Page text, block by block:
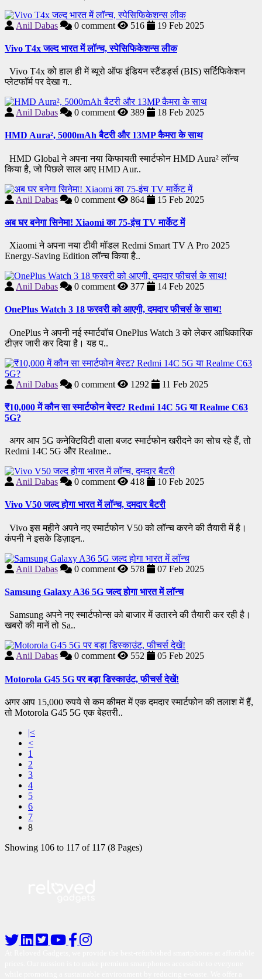
Anil Dabas 0 comment 516 19 Feb 2025
Vivo T4x जल्द भारत में लॉन्च, स्पेसिफिकेशन्स लीक
Vivo T4x को हाल ही में ब्यूरो ऑफ इंडियन स्टैंडर्ड्स (BIS) सर्टिफिकेशन
प्लेटफॉर्म पर देखा ग..
Anil Dabas 0 comment 389 18 Feb 2025
HMD Aura², 5000mAh बैटरी और 13MP कैमरा के साथ
HMD Global ने अपना नया किफायती स्मार्टफोन HMD Aura² लॉन्च
किया है, जो पिछले साल आए HMD Aur..
Anil Dabas 0 comment 864 15 Feb 2025
अब घर बनेगा सिनेमा! Xiaomi का 75-इंच TV मार्केट में
Xiaomi ने अपना नया टीवी मॉडल Redmi Smart TV A Pro 2025
Energy-Saving Edition लॉन्च किया है..
Anil Dabas 0 comment 377 14 Feb 2025
OnePlus Watch 3 18 फरवरी को आएगी, दमदार फीचर्स के साथ!
OnePlus ने अपनी नई स्मार्टवॉच OnePlus Watch 3 को लेकर आधिकारिक
टीज़र जारी कर दिया है। यह प..
Anil Dabas 0 comment 1292 11 Feb 2025
₹10,000 में कौन सा स्मार्टफोन बेस्ट? Redmi 14C 5G या Realme C63
5G?
अगर आप 5G कनेक्टिविटी वाला बजट स्मार्टफोन खरीदने का सोच रहे हैं, तो
Redmi 14C 5G और Realme..
Anil Dabas 0 comment 418 10 Feb 2025
Vivo V50 जल्द होगा भारत में लॉन्च, दमदार बैटरी
Vivo इस महीने अपने नए स्मार्टफोन V50 को लॉन्च करने की तैयारी में है।
कंपनी ने इसके डिज़ाइन..
Anil Dabas 0 comment 578 07 Feb 2025
Samsung Galaxy A36 5G जल्द होगा भारत में लॉन्च
Samsung अपने नए स्मार्टफोन्स को बाजार में उतारने की तैयारी कर रही है।
खबरों की मानें तो Sa..
Anil Dabas 0 comment 552 05 Feb 2025
Motorola G45 5G पर बड़ा डिस्काउंट, फीचर्स देखें!
अगर आप 15,000 रुपये से कम कीमत में एक दमदार स्मार्टफोन की तलाश में हैं,
तो Motorola G45 5G एक बेहतरी..
|<
<
1
2
3
4
5
6
7
8
Showing 106 to 117 of 117 (8 Pages)